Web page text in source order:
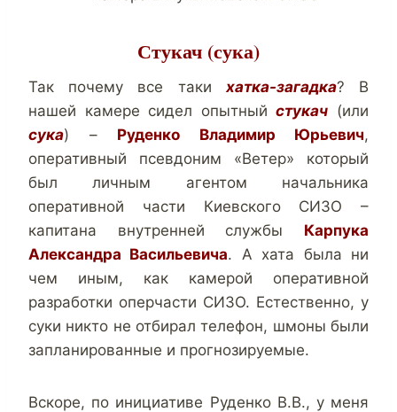
Стукач (сука)
Так почему все таки хатка-загадка? В
нашей камере сидел опытныйстукач (или
сука) – Руденко Владимир Юрьевич,
оперативный псевдоним «Ветер» который
был личным агентом начальника
оперативной части Киевского СИЗО –
капитана внутренней службы Карпука
Александра Васильевича. А хата была ни
чем иным, как камерой оперативной
разработки оперчасти СИЗО. Естественно, у
суки никто не отбирал телефон, шмоны были
запланированные и прогнозируемые.
Вскоре, по инициативе Руденко В.В., у меня